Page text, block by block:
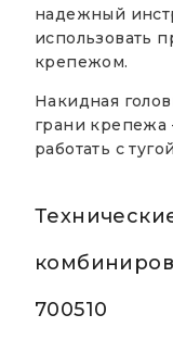
надежный
использовать
крепежом.
Накидная
грани крепежа
работать с
700510